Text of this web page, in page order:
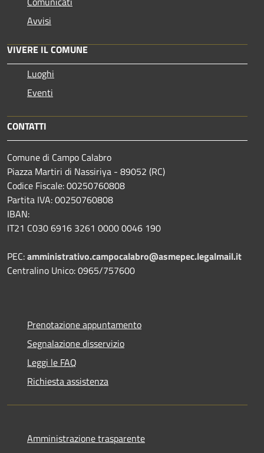
Avvisi
VIVERE IL COMUNE
Luoghi
Eventi
CONTATTI
Comune di Campo Calabro
Piazza Martiri di Nassiriya - 89052 (RC)
Codice Fiscale: 00250760808
Partita IVA: 00250760808
IBAN:
IT21 C030 6916 3261 0000 0046 190
PEC:amministrativo.campocalabro@asmepec.legalmail.it
Centralino Unico: 0965/757600
Prenotazione appuntamento
Segnalazione disservizio
Leggi le FAQ
Richiesta assistenza
Amministrazione trasparente